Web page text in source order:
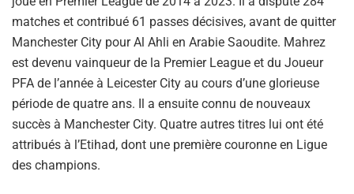
matches et contribué 61 passes décisives, avant de quitter
Manchester City pour Al Ahli en Arabie Saoudite. Mahrez
est devenu vainqueur de la Premier League et du Joueur
PFA de l’année à Leicester City au cours d’une glorieuse
période de quatre ans. Il a ensuite connu de nouveaux
succès à Manchester City. Quatre autres titres lui ont été
attribués à l’Etihad, dont une première couronne en Ligue
des champions.